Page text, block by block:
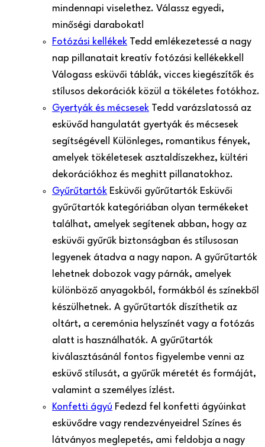
mindennapi viselethez. Válassz egyedi,
minőségi darabokat!
Fotózási kellékek Tedd emlékezetessé a nagy
nap pillanatait kreatív fotózási kellékekkel!
Válogass esküvői táblák, vicces kiegészítők és
stílusos dekorációk közül a tökéletes fotókhoz.
Gyertyák és mécsesek Tedd varázslatossá az
esküvőd hangulatát gyertyák és mécsesek
segítségével! Különleges, romantikus fények,
amelyek tökéletesek asztaldíszekhez, kültéri
dekorációkhoz és meghitt pillanatokhoz.
Gyűrűtartók Esküvői gyűrűtartók Esküvői
gyűrűtartók kategóriában olyan termékeket
találhat, amelyek segítenek abban, hogy az
esküvői gyűrűk biztonságban és stílusosan
legyenek átadva a nagy napon. A gyűrűtartók
lehetnek dobozok vagy párnák, amelyek
különböző anyagokból, formákból és színekből
készülhetnek. A gyűrűtartók díszíthetik az
oltárt, a ceremónia helyszínét vagy a fotózás
alatt is használhatók. A gyűrűtartók
kiválasztásánál fontos figyelembe venni az
esküvő stílusát, a gyűrűk méretét és formáját,
valamint a személyes ízlést.
Konfetti ágyú Fedezd fel konfetti ágyúinkat
esküvődre vagy rendezvényeidre! Színes és
látványos meglepetés, ami feldobja a nagy